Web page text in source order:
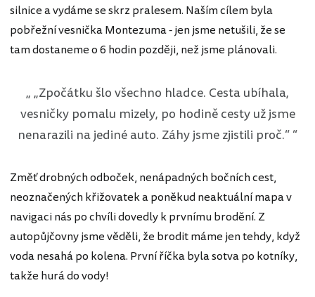
silnice a vydáme se skrz pralesem. Naším cílem byla
pobřežní vesnička Montezuma - jen jsme netušili, že se
tam dostaneme o 6 hodin později, než jsme plánovali.
„Zpočátku šlo všechno hladce. Cesta ubíhala,
vesničky pomalu mizely, po hodině cesty už jsme
nenarazili na jediné auto. Záhy jsme zjistili proč.“
Změť drobných odboček, nenápadných bočních cest,
neoznačených křižovatek a poněkud neaktuální mapa v
navigaci nás po chvíli dovedly k prvnímu brodění. Z
autopůjčovny jsme věděli, že brodit máme jen tehdy, když
voda nesahá po kolena. První říčka byla sotva po kotníky,
takže hurá do vody!